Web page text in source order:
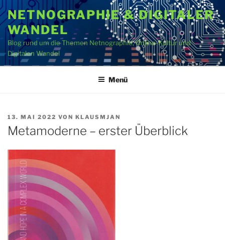
Zum
Inhalt
springen
NETNOGRAPHIE & DIGITALER
WANDEL
Blog rund um die Themen Netnographie, Online-Kultur und
Digitalen Wandel
Menü
VERÖFFENTLICHT
AM
13. MAI 2022 VON KLAUSMJAN
Metamoderne – erster Überblick